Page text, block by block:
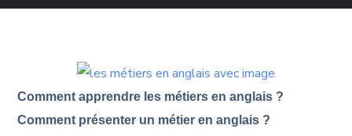
Comment apprendre les métiers en anglais ?
Comment présenter un métier en anglais ?